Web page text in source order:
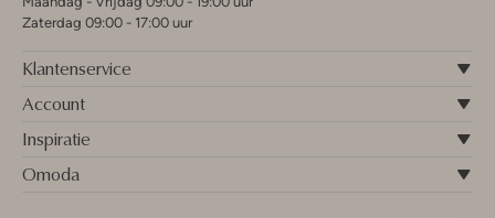
Zaterdag 09:00 - 17:00 uur
Klantenservice
Account
Inspiratie
Omoda